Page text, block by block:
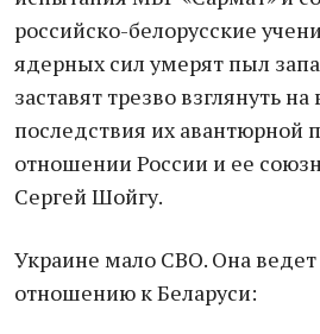
российско-белорусские
ядерных сил умерят пыл
заставят трезво взглянуть
последствия их авантюрной
отношении России и ее
Сергей Шойгу.
Украине мало СВО. Она ведет
отношению к Беларуси: